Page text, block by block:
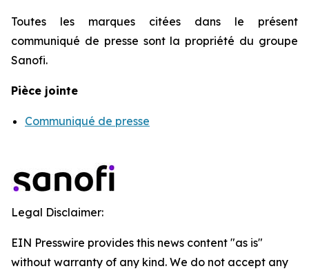
Toutes les marques citées dans le présent
communiqué de presse sont la propriété du groupe
Sanofi.
Pièce jointe
Communiqué de presse
Legal Disclaimer:
EIN Presswire provides this news content "as is"
without warranty of any kind. We do not accept any